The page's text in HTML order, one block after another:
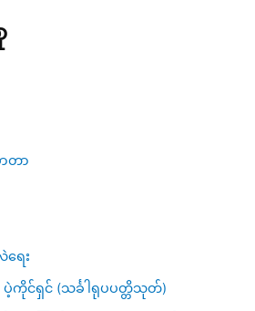
တာ
ရေး
င်ရှင် (သင်္ခါရုပပတ္တိသုတ်)